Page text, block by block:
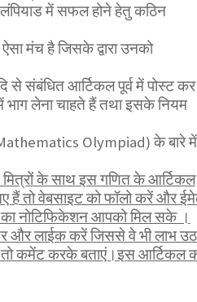
में सफल होने हेतु कठिन
मंच है जिसके द्वारा उनको
से संबंधित आर्टिकल पूर्व में पोस्ट कर
लेना चाहते हैं तथा इसके नियम
Olympiad) के बारे में
मित्रों के साथ इस गणित के आर्टिकल
हैं तो वेबसाइट को फॉलो करें और
नोटिफिकेशन आपको मिल सके ।
और लाईक करें जिससे वे भी लाभ
तो कमेंट करके बताएं।इस आर्टिकल